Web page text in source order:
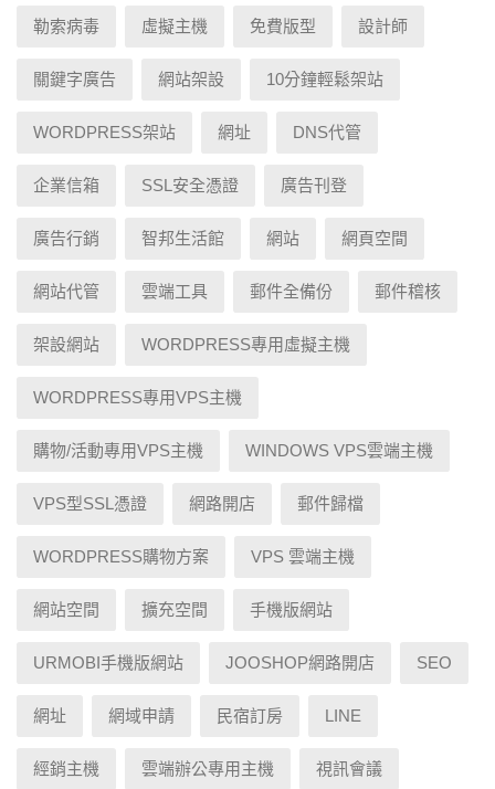
勒索病毒 虛擬主機 免費版型 設計師
關鍵字廣告 網站架設 10分鐘輕鬆架站
WORDPRESS架站 網址 DNS代管
企業信箱 SSL安全憑證 廣告刊登
廣告行銷 智邦生活館 網站 網頁空間
網站代管 雲端工具 郵件全備份 郵件稽核
架設網站 WORDPRESS專用虛擬主機
WORDPRESS專用VPS主機
購物/活動專用VPS主機 WINDOWS VPS雲端主機
VPS型SSL憑證 網路開店 郵件歸檔
WORDPRESS購物方案 VPS 雲端主機
網站空間 擴充空間 手機版網站
URMOBI手機版網站 JOOSHOP網路開店 SEO
網址 網域申請 民宿訂房 LINE
經銷主機 雲端辦公專用主機 視訊會議